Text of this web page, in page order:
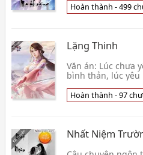
phải c👦 Thiên
Hoàn thành - 499
Lặng Thinh
Văn án: Lúc chưa
bình thản, lúc
Những 👦 A
Hoàn thành - 97
Nhất Niệm